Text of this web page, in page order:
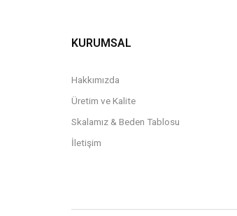
KURUMSAL
Hakkımızda
Üretim ve Kalite
Skalamız & Beden Tablosu
İletişim